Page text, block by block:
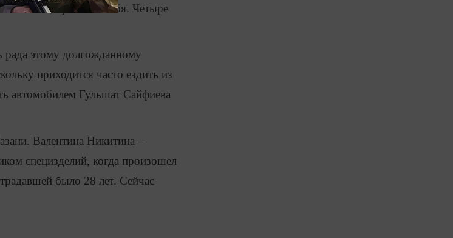
на ноги, пришла в себя. Четыре
рада этому долгожданному
приходится часто ездить из
автомобилем Гульшат Сайфиева
Валентина Никитина –
специзделий, когда произошел
было 28 лет. Сейчас